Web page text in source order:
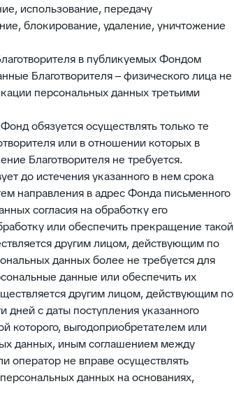
использование, передачу
блокирование, удаление, уничтожение
в публикуемых Фондом
Благотворителя – физического лица не
персональных данных третьими
обязуется осуществлять только те
или в отношении которых в
Благотворителя не требуется.
до истечения указанного в нем срока
направления в адрес Фонда письменного
согласия на обработку его
или обеспечить прекращение такой
другим лицом, действующим по
данных более не требуется для
данные или обеспечить их
другим лицом, действующим по
с даты поступления указанного
которого, выгодоприобретателем или
данных, иным соглашением между
оператор не вправе осуществлять
данных на основаниях,